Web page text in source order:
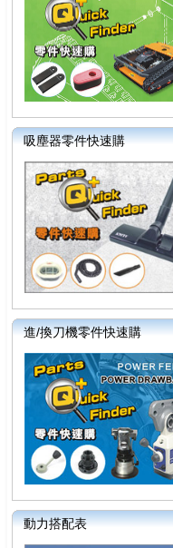
吸塵器零件快速購
進/換刀機零件快速購
動力搭配表